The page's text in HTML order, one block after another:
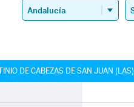
DE CABEZAS DE SAN JUAN (LAS)